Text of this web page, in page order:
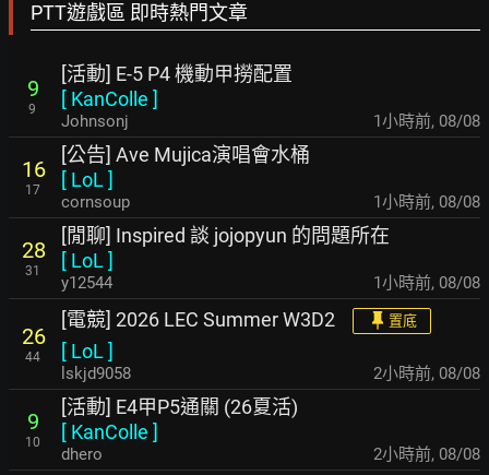
PTT遊戲區 即時熱門文章
9
9
[活動] E-5 P4 機動甲撈配置
[ KanColle ]
Johnsonj 1小時前, 08/08
16
17
[公告] Ave Mujica演唱會水桶
[ LoL ]
cornsoup 1小時前, 08/08
28
31
[閒聊] Inspired 談 jojopyun 的問題所在
[ LoL ]
y12544 1小時前, 08/08
26
44
[電競] 2026 LEC Summer W3D2 置底
[ LoL ]
lskjd9058 2小時前, 08/08
9
10
[活動] E4甲P5通關 (26夏活)
[ KanColle ]
dhero 2小時前, 08/08